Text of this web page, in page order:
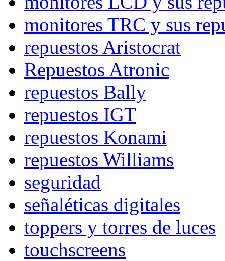
monitores TRC y sus
repuestos Aristocrat
Repuestos Atronic
repuestos Bally
repuestos IGT
repuestos Konami
repuestos Williams
seguridad
señaléticas digitales
toppers y torres de luces
touchscreens